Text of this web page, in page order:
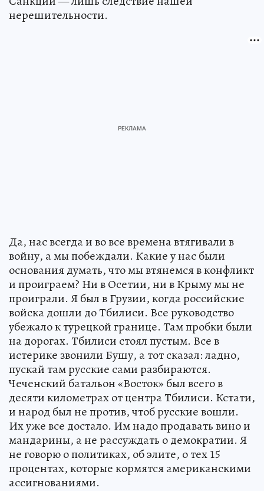
нерешительности.
Да, нас всегда и во все времена втягивали в
войну, а мы побеждали. Какие у нас были
основания думать, что мы втянемся в конфликт
и проиграем? Ни в Осетии, ни в Крыму мы не
проиграли. Я был в Грузии, когда российские
войска дошли до Тбилиси. Все руководство
убежало к турецкой границе. Там пробки были
на дорогах. Тбилиси стоял пустым. Все в
истерике звонили Бушу, а тот сказал: ладно,
пускай там русские сами разбираются.
Чеченский батальон «Восток» был всего в
десяти километрах от центра Тбилиси. Кстати,
и народ был не против, чтоб русские вошли.
Их уже все достало. Им надо продавать вино и
мандарины, а не рассуждать о демократии. Я
не говорю о политиках, об элите, о тех 15
процентах, которые кормятся американскими
ассигнованиями.